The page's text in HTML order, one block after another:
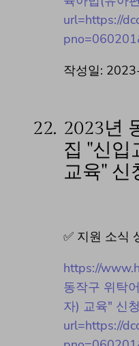
url=https://
작성일:
22. 2023년
집 "신입
교육" 신
✅ 지원 소식
https://
동작구 위탁
자) 교육" 신
url=https://